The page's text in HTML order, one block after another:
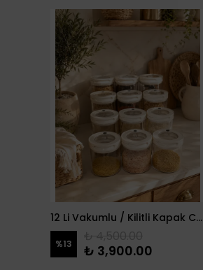
12 Li Vakumlu / Kilitli Kapak Cam Erzak Kabı / Kavanoz
%13 ₺ 3,900.00